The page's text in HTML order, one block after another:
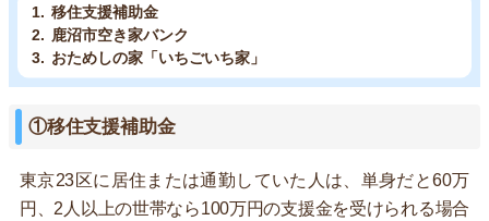
移住支援補助金
鹿沼市空き家バンク
おためしの家「いちごいち家」
①移住支援補助金
東京23区に居住または通勤していた人は、単身だと60万
円、2人以上の世帯なら100万円の支援金を受けられる場合